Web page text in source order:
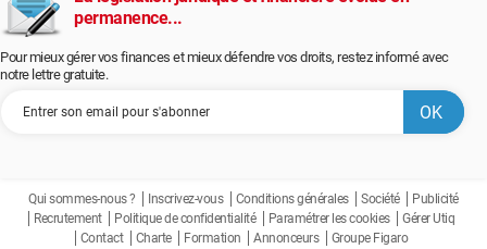
permanence...
Pour mieux gérer vos finances et mieux défendre vos droits, restez informé avec
notre lettre gratuite.
Qui sommes-nous ? Inscrivez-vous Conditions générales Société
Publicité
Recrutement
Politique de confidentialité Paramétrer les cookies
Gérer Utiq
Contact
Charte Formation Annonceurs Groupe Figaro